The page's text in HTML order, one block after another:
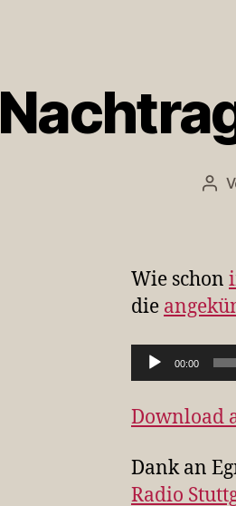
Wie schon
die
00:00
Download
Dank an
Radio